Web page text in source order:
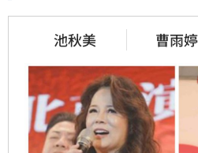
池秋美 曹雨婷